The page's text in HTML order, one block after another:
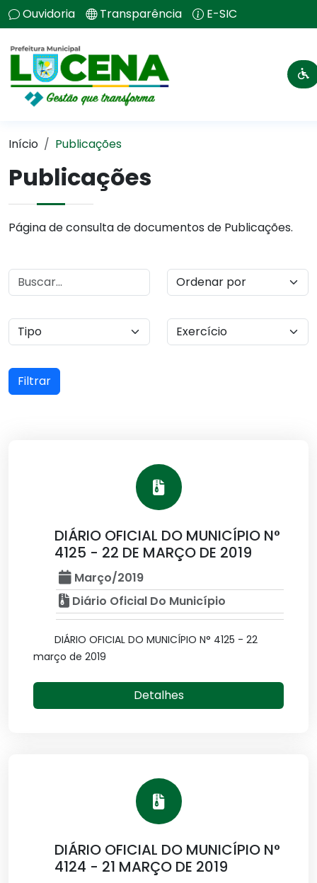
Ouvidoria Transparência E-SIC
Início Publicações
Publicações
Página de consulta de documentos de Publicações.
Filtrar
DIÁRIO OFICIAL DO MUNICÍPIO N°
4125 - 22 DE MARÇO DE 2019
Março/2019
Diário Oficial Do Município
DIÁRIO OFICIAL DO MUNICÍPIO N° 4125 - 22
março de 2019
Detalhes
DIÁRIO OFICIAL DO MUNICÍPIO N°
4124 - 21 MARÇO DE 2019